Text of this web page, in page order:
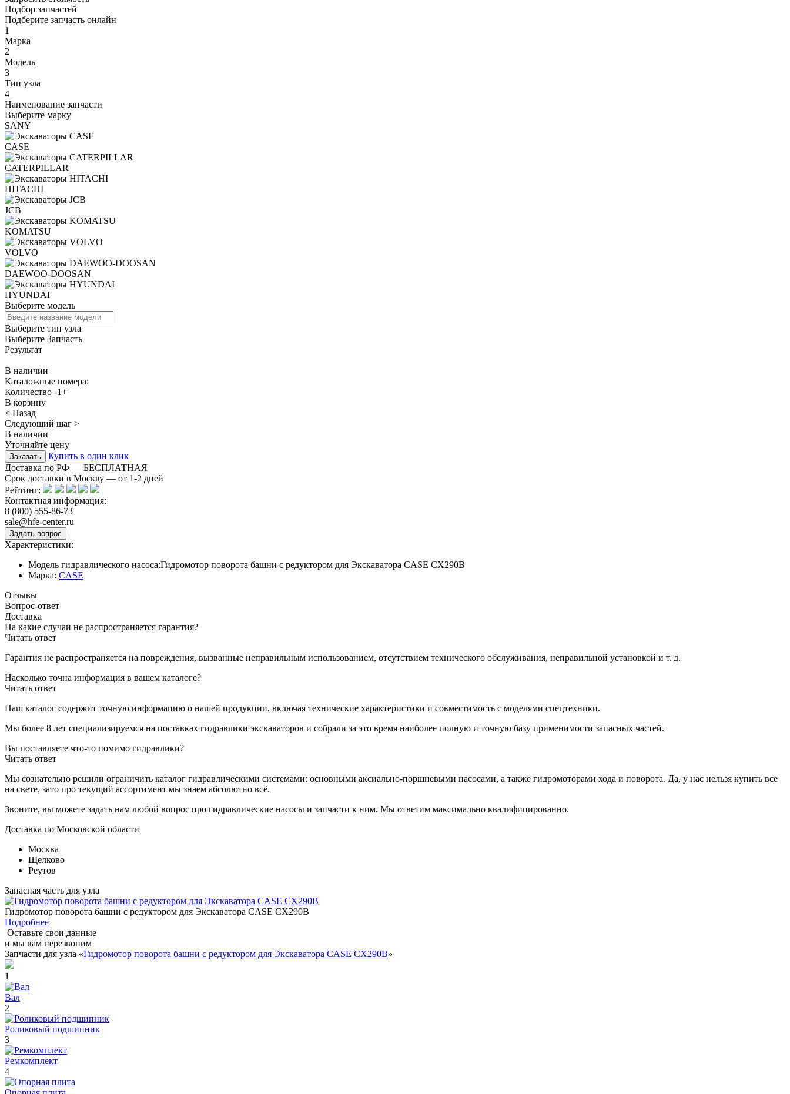
Подбор запчастей
Подберите запчасть онлайн
1
Марка
2
Модель
3
Тип узла
4
Наименование запчасти
Выберите марку
SANY
CASE
CATERPILLAR
HITACHI
JCB
KOMATSU
VOLVO
DAEWOO-DOOSAN
HYUNDAI
Выберите модель
Выберите тип узла
Выберите Запчасть
Результат
В наличии
Каталожные номера:
Количество -1+
В корзину
< Назад
Следующий шаг >
В наличии
Уточняйте цену
Купить в один клик
Доставка по РФ — БЕСПЛАТНАЯ
Срок доставки в Москву — от 1-2 дней
Рейтинг:
Контактная информация:
8 (800) 555-86-73
sale@hfe-center.ru
Характеристики:
Модель гидравлического насоса:Гидромотор поворота башни с редуктором для Экскаватора CASE CX290B
Марка: CASE
Отзывы
Вопрос-ответ
Доставка
На какие случаи не распространяется гарантия?
Читать ответ
Гарантия не распространяется на повреждения, вызванные неправильным использованием, отсутствием технического обслуживания, неправильной установкой и т. д.
Насколько точна информация в вашем каталоге?
Читать ответ
Наш каталог содержит точную информацию о нашей продукции, включая технические характеристики и совместимость с моделями спецтехники.
Мы более 8 лет специализируемся на поставках гидравлики экскаваторов и собрали за это время наиболее полную и точную базу применимости запасных частей.
Вы поставляете что-то помимо гидравлики?
Читать ответ
Мы сознательно решили ограничить каталог гидравлическими системами: основными аксиально-поршневыми насосами, а также гидромоторами хода и поворота. Да, у нас нельзя купить все
на свете, зато про текущий ассортимент мы знаем абсолютно всё.
Звоните, вы можете задать нам любой вопрос про гидравлические насосы и запчасти к ним. Мы ответим максимально квалифицированно.
Доставка по Московской области
Москва
Щелково
Реутов
Запасная часть для узла
Гидромотор поворота башни с редуктором для Экскаватора CASE CX290B
Подробнее
Оставьте свои данные
и мы вам перезвоним
Запчасти для узла «Гидромотор поворота башни с редуктором для Экскаватора CASE CX290B»
1
Вал
2
Роликовый подшипник
3
Ремкомплект
4